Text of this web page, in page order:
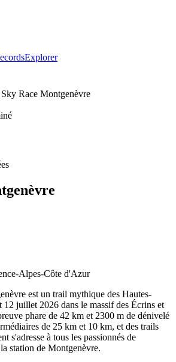
Explorer
Sky Race Montgenèvre
Alpes-Côte d'Azur
est un trail mythique des Hautes-
12 juillet 2026 dans le massif des Écrins et
phare de 42 km et 2300 m de dénivelé
de 25 km et 10 km, et des trails
s'adresse à tous les passionnés de
station de Montgenèvre.